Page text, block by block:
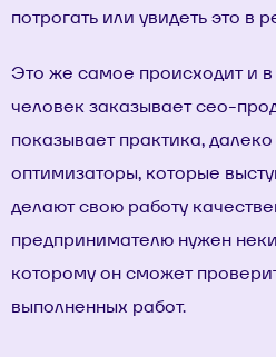
потрогать или увидеть это в
Это же самое происходит и в
человек заказываетсео-
показывает практика, далеко
оптимизаторы, которые
делают свою работу
предпринимателю нужен
которому он сможет
выполненных работ.